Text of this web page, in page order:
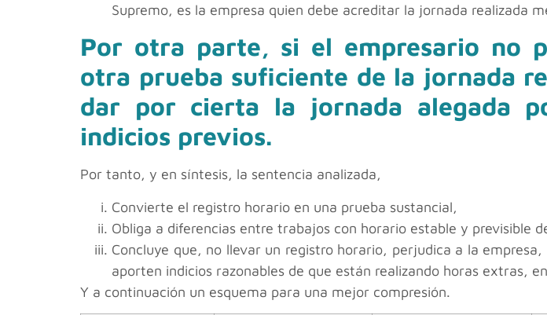
Supremo, es la empresa quien debe acreditar la jornada realizada
Por otra parte, si el empresario no
otra prueba suficiente de la jornada
dar por cierta la jornada alegada
indicios previos.
Por tanto, y en síntesis, la sentencia analizada,
Convierte el registro horario en una prueba sustancial,
Obliga a diferencias entre trabajos con horario estable y previsible
Concluye que, no llevar un registro horario, perjudica a la
aporten indicios razonables de que están realizando horas extras,
Y a continuación un esquema para una mejor compresión.